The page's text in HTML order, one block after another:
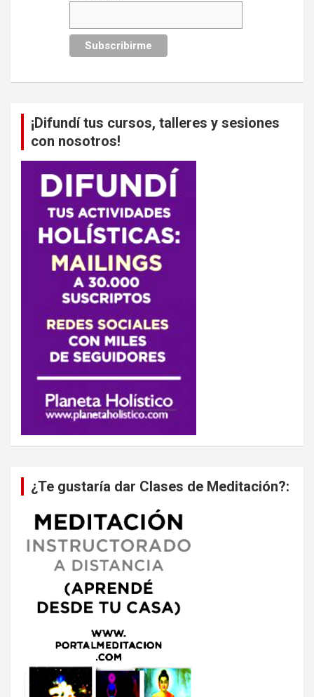
¡Difundí tus cursos, talleres y sesiones
con nosotros!
¿Te gustaría dar Clases de Meditación?: